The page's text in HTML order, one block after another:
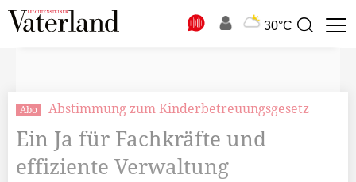
30°C
Suchbegriff
Abo Abstimmung zum Kinderbetreuungsgesetz
Ein Ja für Fachkräfte und
effiziente Verwaltung